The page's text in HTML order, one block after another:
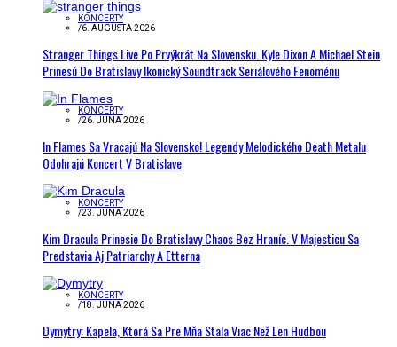
KONCERTY
/6. AUGUSTA 2026
Stranger Things Live Po Prvýkrát Na Slovensku. Kyle Dixon A Michael Stein
Prinesú Do Bratislavy Ikonický Soundtrack Seriálového Fenoménu
KONCERTY
/26. JÚNA 2026
In Flames Sa Vracajú Na Slovensko! Legendy Melodického Death Metalu
Odohrajú Koncert V Bratislave
KONCERTY
/23. JÚNA 2026
Kim Dracula Prinesie Do Bratislavy Chaos Bez Hraníc. V Majesticu Sa
Predstavia Aj Patriarchy A Etterna
KONCERTY
/18. JÚNA 2026
Dymytry: Kapela, Ktorá Sa Pre Mňa Stala Viac Než Len Hudbou